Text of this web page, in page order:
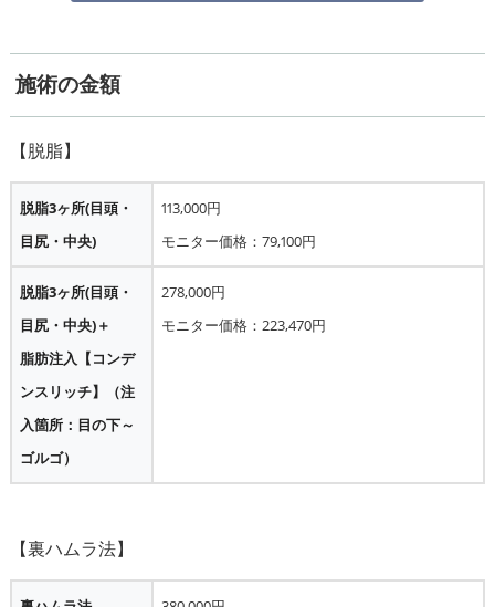
施術の金額
脱脂3ヶ所(目頭・
目尻・中央)
113,000円
モニター価格：79,100円
脱脂3ヶ所(目頭・
目尻・中央)＋
脂肪注入【コンデ
ンスリッチ】（注
入箇所：目の下～
ゴルゴ）
278,000円
モニター価格：223,470円